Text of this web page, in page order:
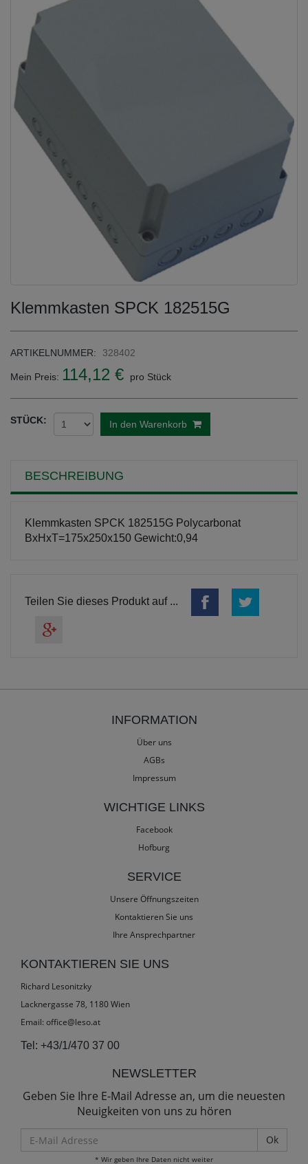
Klemmkasten SPCK 182515G
ARTIKELNUMMER: 328402
Mein Preis: 114,12 € pro Stück
STÜCK: In den Warenkorb
BESCHREIBUNG
Klemmkasten SPCK 182515G Polycarbonat
BxHxT=175x250x150 Gewicht:0,94
Teilen Sie dieses Produkt auf ...
INFORMATION
Über uns
AGBs
Impressum
WICHTIGE LINKS
Facebook
Hofburg
SERVICE
Unsere Öffnungszeiten
Kontaktieren Sie uns
Ihre Ansprechpartner
KONTAKTIEREN SIE UNS
Richard Lesonitzky
Lacknergasse 78, 1180 Wien
Email: office@leso.at
Tel: +43/1/470 37 00
NEWSLETTER
Geben Sie Ihre E-Mail Adresse an, um die neuesten
Neuigkeiten von uns zu hören
Mail
* Wir geben Ihre Daten nicht weiter